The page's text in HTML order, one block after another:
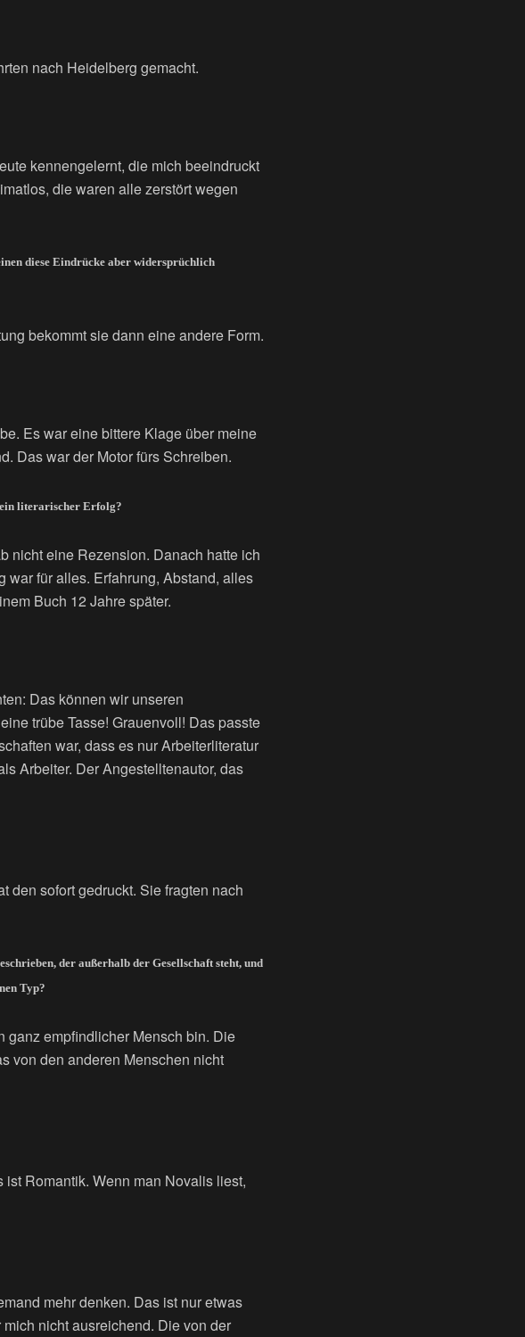
nach Heidelberg gemacht.
kennengelernt, die mich beeindruckt
die waren alle zerstört wegen
diese Eindrücke aber widersprüchlich
bekommt sie dann eine andere Form.
Es war eine bittere Klage über meine
Das war der Motor fürs Schreiben.
ein literarischer Erfolg?
nicht eine Rezension. Danach hatte ich
war für alles. Erfahrung, Abstand, alles
Buch 12 Jahre später.
Das können wir unseren
trübe Tasse! Grauenvoll! Das passte
war, dass es nur Arbeiterliteratur
Arbeiter. Der Angestelltenautor, das
den sofort gedruckt. Sie fragten nach
der außerhalb der Gesellschaft steht, und
Typ?
ganz empfindlicher Mensch bin. Die
von den anderen Menschen nicht
Romantik. Wenn man Novalis liest,
mehr denken. Das ist nur etwas
nicht ausreichend. Die von der